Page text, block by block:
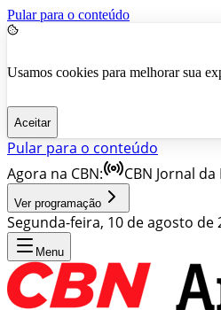
Pular para o conteúdo
Usamos cookies para melhorar sua
Aceitar
Pular para o conteúdo
Agora na CBN:
CBN Jornal
Ver programação
Segunda-feira, 10 de agosto de
Menu